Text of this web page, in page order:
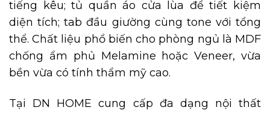
tiếng kêu; tủ quần áo cửa lùa để tiết kiệm
diện tích; tab đầu giường cùng tone với tổng
thể. Chất liệu phổ biến cho phòng ngủ là MDF
chống ẩm phủ Melamine hoặc Veneer, vừa
bền vừa có tính thẩm mỹ cao.
Tại DN HOME cung cấp đa dạng nội thất